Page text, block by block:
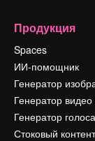
Продукция
Spaces
ИИ-помощник
Генератор
Генератор
Генератор
Стоковый контент